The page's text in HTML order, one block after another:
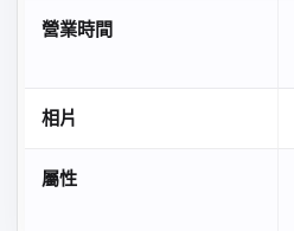
營業時間
相片
屬性